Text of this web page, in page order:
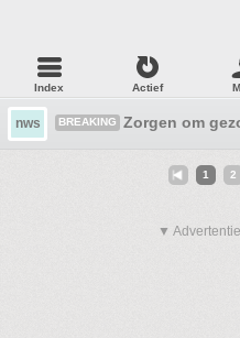
Index Actief
nws BREAKING Zorgen om
1 2
▼